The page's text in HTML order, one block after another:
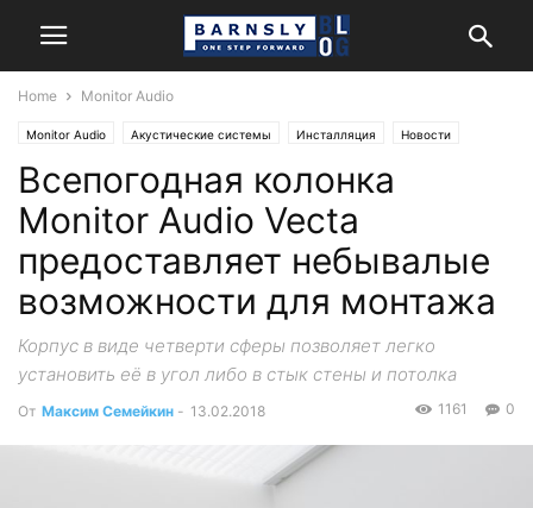
Home Monitor Audio
Monitor Audio Акустические системы Инсталляция Новости
Всепогодная колонка
Monitor Audio Vecta
предоставляет небывалые
возможности для монтажа
Корпус в виде четверти сферы позволяет легко
установить её в угол либо в стык стены и потолка
От Максим Семейкин - 13.02.2018 0
1161